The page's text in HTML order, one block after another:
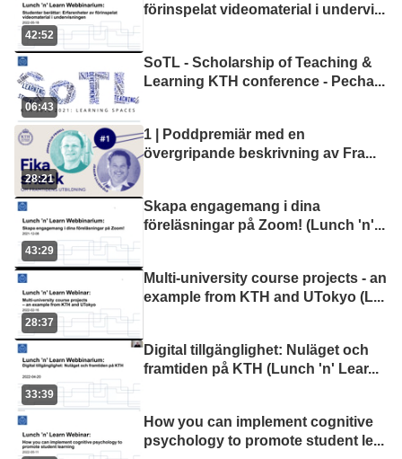
42:52
förinspelat videomaterial i undervi...
06:43
SoTL - Scholarship of Teaching &
Learning KTH conference - Pecha...
28:21
1 | Poddpremiär med en
övergripande beskrivning av Fra...
43:29
Skapa engagemang i dina
föreläsningar på Zoom! (Lunch 'n'...
28:37
Multi-university course projects - an
example from KTH and UTokyo (L...
33:39
Digital tillgänglighet: Nuläget och
framtiden på KTH (Lunch 'n' Lear...
How you can implement cognitive
psychology to promote student le...